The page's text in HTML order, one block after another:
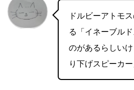
ドルビーアトモ
る「イネーブル
のがあるらしい
り下げスピーカ